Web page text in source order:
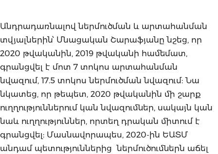
Անդրադառնալով ներմուծման և արտահանման
տվյալներին՝ Մնացական Շարաֆյանը նշեց, որ
2020 թվականին, 2019 թվականի համեմատ,
գրանցվել է մոտ 7 տոկոս արտահանման
նվազում, 17.5 տոկոս ներմուծման նվազում: Նա
նկատեց, որ թեպետ, 2020 թվականին մի շարք
ուղղություններում կան նվազումներ, սակայն կան
նաև ուղղություններ, որտեղ դրական միտում է
գրանցվել: Մասնավորապես, 2020-ին ԵԱՏՄ
անդամ պետություններից ներմուծումներն աճել